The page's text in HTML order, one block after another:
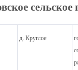
сельское
д. Круглое